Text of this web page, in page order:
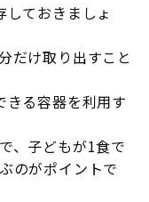
ておきましょ
だけ取り出すこと
きる容器を利用す
、子どもが1食で
のがポイントで